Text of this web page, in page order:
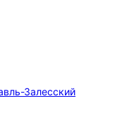
Залесский